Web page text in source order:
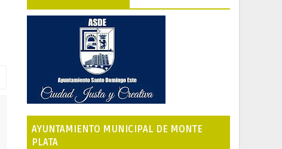
AYUNTAMIENTO MUNICIPAL DE MONTE
PLATA